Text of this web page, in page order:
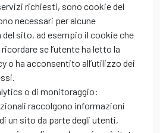
richiesti, sono cookie del
necessari per alcune
sito, ad esempio il cookie che
se l’utente ha letto la
o ha acconsentito all’utilizzo dei
o di monitoraggio:
raccolgono informazioni
un sito da parte degli utenti,